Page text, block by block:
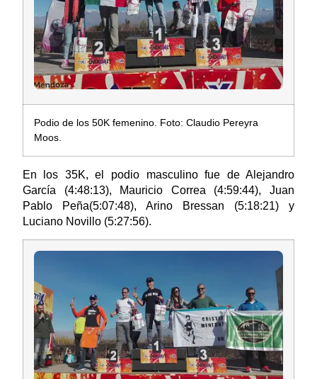
Podio de los 50K femenino. Foto: Claudio Pereyra
Moos.
En los 35K, el podio masculino fue de Alejandro
García (4:48:13), Mauricio Correa (4:59:44), Juan
Pablo Peña(5:07:48), Arino Bressan (5:18:21) y
Luciano Novillo (5:27:56).